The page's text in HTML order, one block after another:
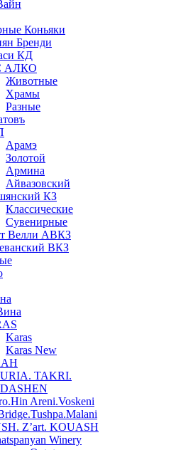
Коньяки
Бренди
КД
АЛКО
Животные
Храмы
Разные
Арамэ
Золотой
Армина
Айвазовский
КЗ
Классические
Сувенирные
Велли АВКЗ
ВКЗ
Karas
Karas New
TAKRI.
Areni.Voskeni
Z’art. KOUASH
Winery